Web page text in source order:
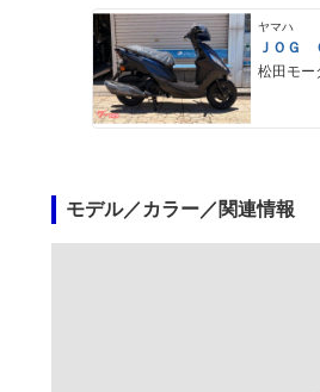
ヤマハ
ＪＯＧ
松田モー
モデル／カラー／関連情報